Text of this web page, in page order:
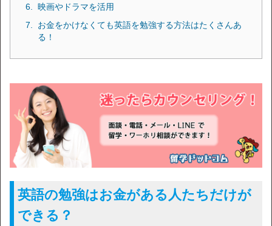
映画やドラマを活用
お金をかけなくても英語を勉強する方法はたくさんあ
る！
英語の勉強はお金がある人たちだけが
できる？